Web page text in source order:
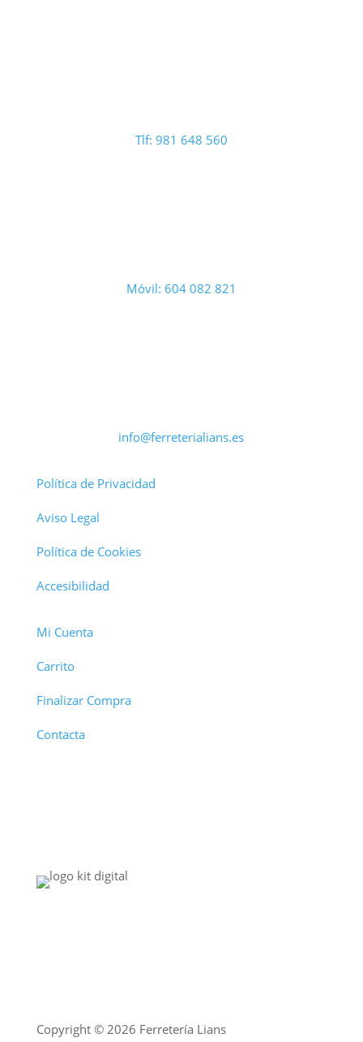
Tlf: 981 648 560
Móvil: 604 082 821
info@ferreterialians.es
Política de Privacidad
Aviso Legal
Política de Cookies
Accesibilidad
Mi Cuenta
Carrito
Finalizar Compra
Contacta
Copyright © 2026 Ferretería Lians